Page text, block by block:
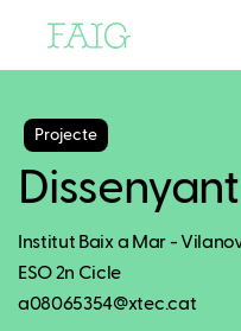
Projecte
Institut Baix a Mar -
ESO 2n Cicle
a08065354@xtec.cat